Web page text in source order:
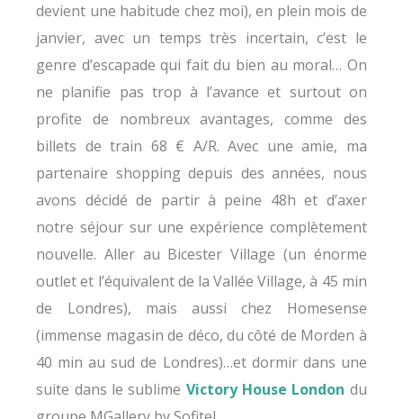
devient une habitude chez moi), en plein mois de
janvier, avec un temps très incertain, c’est le
genre d’escapade qui fait du bien au moral… On
ne planifie pas trop à l’avance et surtout on
profite de nombreux avantages, comme des
billets de train 68 € A/R. Avec une amie, ma
partenaire shopping depuis des années, nous
avons décidé de partir à peine 48h et d’axer
notre séjour sur une expérience complètement
nouvelle. Aller au Bicester Village (un énorme
outlet et l’équivalent de la Vallée Village, à 45 min
de Londres), mais aussi chez Homesense
(immense magasin de déco, du côté de Morden à
40 min au sud de Londres)…et dormir dans une
suite dans le sublime Victory House London du